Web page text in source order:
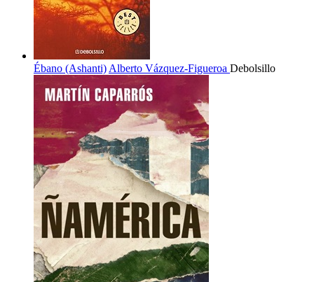
Ébano (Ashanti) Alberto Vázquez-Figueroa Debolsillo